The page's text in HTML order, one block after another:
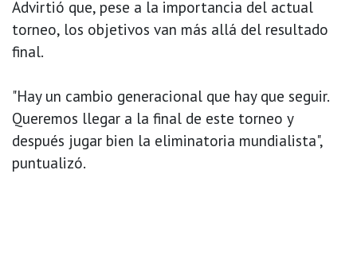
Advirtió que, pese a la importancia del actual
torneo, los objetivos van más allá del resultado
final.
"Hay un cambio generacional que hay que seguir.
Queremos llegar a la final de este torneo y
después jugar bien la eliminatoria mundialista",
puntualizó.